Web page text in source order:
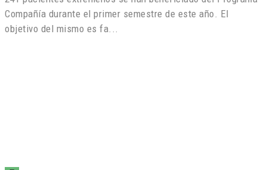
Compañía durante el primer semestre de este año. El
objetivo del mismo es fa...